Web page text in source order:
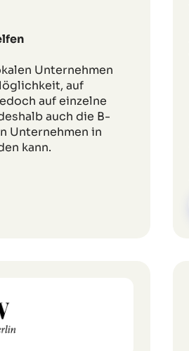
Unternehmen
auf
auf einzelne
auch die B-
Unternehmen in
kann.